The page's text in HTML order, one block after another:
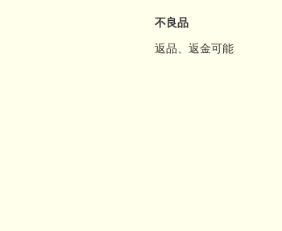
不良品
返品、返金可能